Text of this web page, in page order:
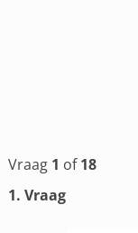
Vraag 1 of18
1. Vraag